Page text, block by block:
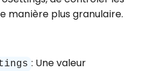
manière plus granulaire.
: Une valeur